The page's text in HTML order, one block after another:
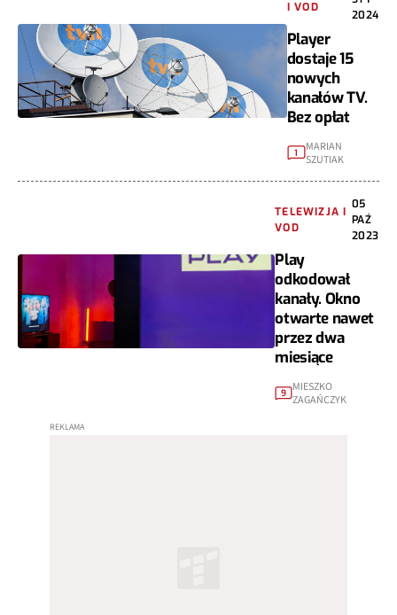
I VOD
2024
Player
dostaje 15
nowych
kanałów TV.
Bez opłat
1
MARIAN
SZUTIAK
TELEWIZJA I
VOD
05
PAŹ
2023
Play
odkodował
kanały. Okno
otwarte nawet
przez dwa
miesiące
9
MIESZKO
ZAGAŃCZYK